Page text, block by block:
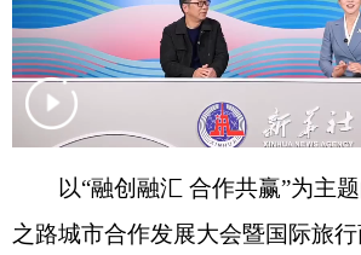
以“融创融汇 合作共赢”为主题
之路城市合作发展大会暨国际旅